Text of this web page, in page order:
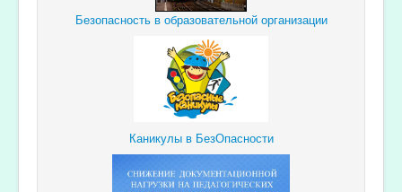
Безопасность в образовательной организации
Каникулы в БезОпасности